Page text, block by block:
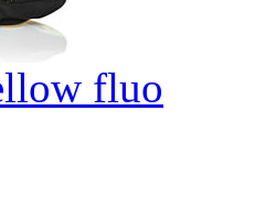
fluo